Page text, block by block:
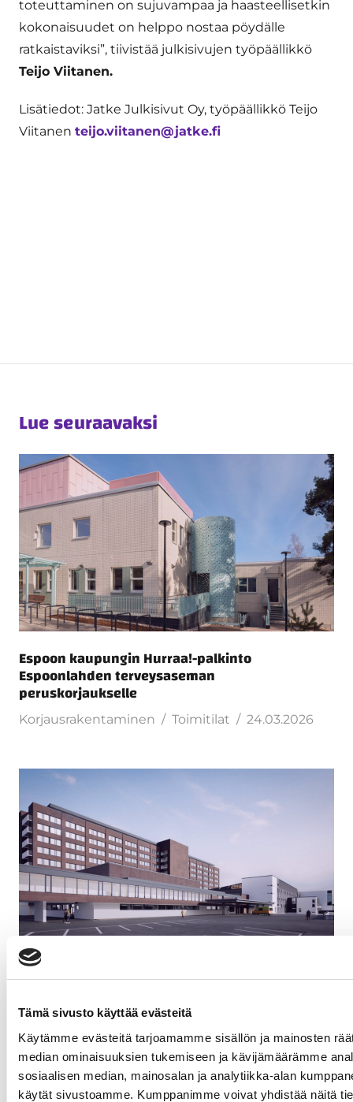
Tämä sivusto käyttää evästeitä
Käytämme evästeitä tarjoamamme sisällön ja mainosten
median ominaisuuksien tukemiseen ja kävijämäärämme
sosiaalisen median, mainosalan ja analytiikka-alan
käytät sivustoamme. Kumppanimme voivat yhdistää näitä
toteuttaminen on sujuvampaa ja haasteellisetkin
kokonaisuudet on helppo nostaa pöydälle
ratkaistaviksi”, tiivistää julkisivujen työpäällikkö
Teijo Viitanen.
Lisätiedot: Jatke Julkisivut Oy, työpäällikkö Teijo
Viitanen teijo.viitanen@jatke.fi
Lue seuraavaksi
Espoon kaupungin Hurraa!-palkinto
Espoonlahden terveysaseman
peruskorjaukselle
Korjausrakentaminen Toimitilat 24.03.2026
Jatke saneeraa Kymenlaakson keskussairaalan
Korjausrakentaminen Toimitilat